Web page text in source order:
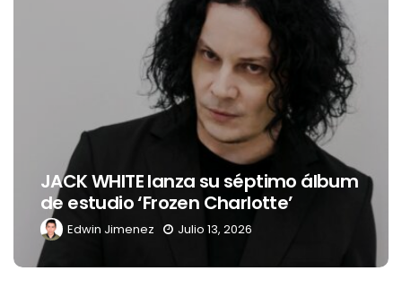
Levi’s® presenta a Belinda como su
nueva embajadora para
Latinoamérica
Edwin Jimenez Julio 13, 2026